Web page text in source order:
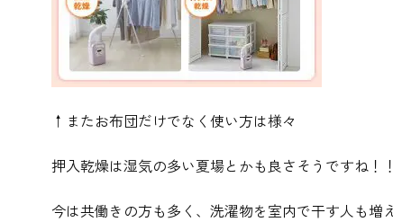
↑またお布団だけでなく使い方は様々
押入乾燥は湿気の多い夏場とかも良さそうですね！！
今は共働きの方も多く、洗濯物を室内で干す人も増